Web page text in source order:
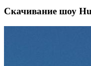
Скачивание шоу